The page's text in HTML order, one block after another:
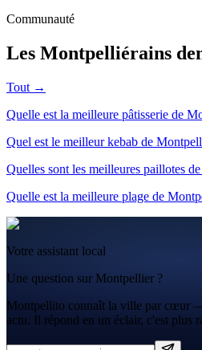
Communauté
Les Montpelliérains
Tout →
Quelle est la meilleure pâtisserie de
Quel est le meilleur kebab de
Quelles sont les meilleures paillotes
Quelle est la meilleure plage de
Votre assistant local
Une question sur Montpellier ?
Montpellito connaît la ville par cœur —
actu. Il répond en un éclair, c'est plus